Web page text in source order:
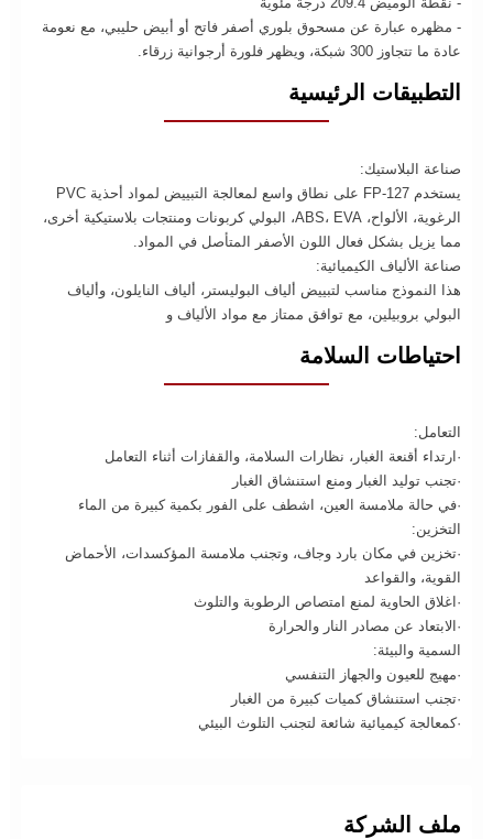
- مظهره عبارة عن مسحوق بلوري أصفر فاتح أو أبيض حليبي، مع نعومة
عادة ما تتجاوز 300 شبكة، ويظهر فلورة أرجوانية زرقاء.
التطبيقات الرئيسية
صناعة البلاستيك:
يستخدم FP-127 على نطاق واسع لمعالجة التبييض لمواد أحذية PVC
الرغوية، الألواح، ABS، EVA، البولي كربونات ومنتجات بلاستيكية أخرى،
مما يزيل بشكل فعال اللون الأصفر المتأصل في المواد.
صناعة الألياف الكيميائية:
هذا النموذج مناسب لتبييض ألياف البوليستر، ألياف النايلون، وألياف
البولي بروبيلين، مع توافق ممتاز مع مواد الألياف و
احتياطات السلامة
التعامل:
·ارتداء أقنعة الغبار، نظارات السلامة، والقفازات أثناء التعامل
·تجنب توليد الغبار ومنع استنشاق الغبار
·في حالة ملامسة العين، اشطف على الفور بكمية كبيرة من الماء
التخزين:
·تخزين في مكان بارد وجاف، وتجنب ملامسة المؤكسدات، الأحماض
القوية، والقواعد
·اغلاق الحاوية لمنع امتصاص الرطوبة والتلوث
·الابتعاد عن مصادر النار والحرارة
السمية والبيئة:
·مهيج للعيون والجهاز التنفسي
·تجنب استنشاق كميات كبيرة من الغبار
·كمعالجة كيميائية شائعة لتجنب التلوث البيئي
ملف الشركة